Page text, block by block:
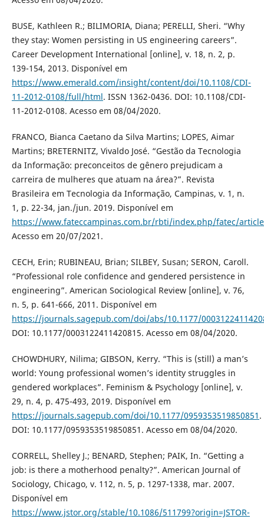
BUSE, Kathleen R.; BILIMORIA, Diana; PERELLI, Sheri. “Why
they stay: Women persisting in US engineering careers”.
Career Development International [online], v. 18, n. 2, p.
139-154, 2013. Disponível em
https://www.emerald.com/insight/content/doi/10.1108/CDI-
11-2012-0108/full/html. ISSN 1362-0436. DOI: 10.1108/CDI-
11-2012-0108. Acesso em 08/04/2020.
FRANCO, Bianca Caetano da Silva Martins; LOPES, Aimar
Martins; BRETERNITZ, Vivaldo José. “Gestão da Tecnologia
da Informação: preconceitos de gênero prejudicam a
carreira de mulheres que atuam na área?”. Revista
Brasileira em Tecnologia da Informação, Campinas, v. 1, n.
1, p. 22-34, jan./jun. 2019. Disponível em
https://www.fateccampinas.com.br/rbti/index.php/fatec/
Acesso em 20/07/2021.
CECH, Erin; RUBINEAU, Brian; SILBEY, Susan; SERON, Caroll.
“Professional role confidence and gendered persistence in
engineering”. American Sociological Review [online], v. 76,
n. 5, p. 641-666, 2011. Disponível em
https://journals.sagepub.com/doi/abs/10.1177/
DOI: 10.1177/0003122411420815. Acesso em 08/04/2020.
CHOWDHURY, Nilima; GIBSON, Kerry. “This is (still) a man’s
world: Young professional women’s identity struggles in
gendered workplaces”. Feminism & Psychology [online], v.
29, n. 4, p. 475-493, 2019. Disponível em
https://journals.sagepub.com/doi/10.1177/0959353519850851 .
DOI: 10.1177/0959353519850851. Acesso em 08/04/2020.
CORRELL, Shelley J.; BENARD, Stephen; PAIK, In. “Getting a
job: is there a motherhood penalty?”. American Journal of
Sociology, Chicago, v. 112, n. 5, p. 1297-1338, mar. 2007.
Disponível em
https://www.jstor.org/stable/10.1086/511799?origin=JSTOR-